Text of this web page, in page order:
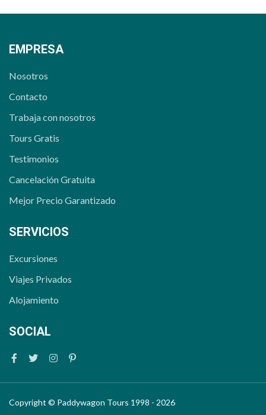
EMPRESA
Nosotros
Contacto
Trabaja con nosotros
Tours Gratis
Testimonios
Cancelación Gratuita
Mejor Precio Garantizado
SERVICIOS
Excursiones
Viajes Privados
Alojamiento
SOCIAL
Facebook
TwitterInstagram
Pinterest
Copyright © Paddywagon Tours 1998 - 2026